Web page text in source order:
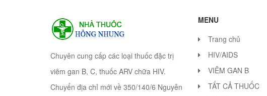
Chuyên cung cấp các loại thuốc đặc trị
viêm gan B, C, thuốc ARV chữa HIV.
Chuyển địa chỉ mới về 350/140/6 Nguyễn
MENU
Trang chủ
HIV/AIDS
VIÊM GAN B
TẤT CẢ THUỐC